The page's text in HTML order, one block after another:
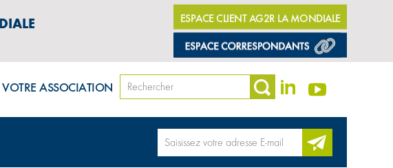
ESPACE CLIENT AG2R LA MONDIALE
VOTRE ASSOCIATION